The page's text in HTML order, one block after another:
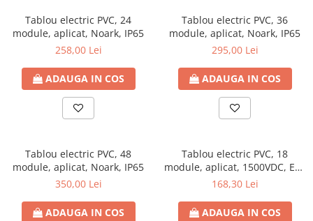
Tablou electric PVC, 24
module, aplicat, Noark, IP65
258,00 Lei
ADAUGA IN COS
Tablou electric PVC, 36
module, aplicat, Noark, IP65
295,00 Lei
ADAUGA IN COS
Tablou electric PVC, 48
module, aplicat, Noark, IP65
350,00 Lei
ADAUGA IN COS
Tablou electric PVC, 18
module, aplicat, 1500VDC, ETI,
IP65, aplicatii fotovoltaice
168,30 Lei
ADAUGA IN COS